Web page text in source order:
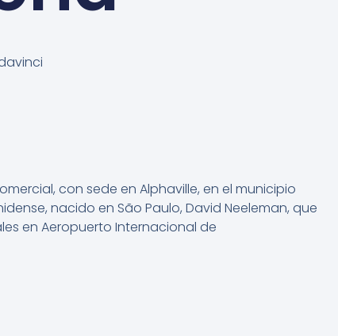
con sede en Alphaville, en el municipio
nacido en São Paulo, David Neeleman, que
en Aeropuerto Internacional de